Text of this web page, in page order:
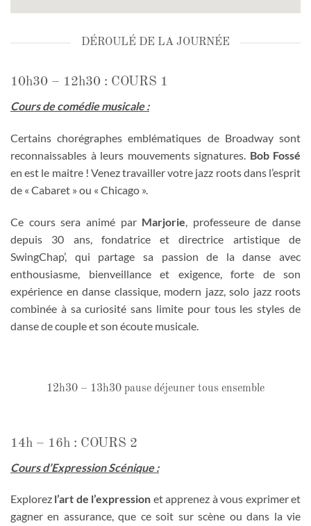
DÉROULÉ DE LA JOURNÉE
10h30 – 12h30 : COURS 1
Cours de comédie musicale :
Certains chorégraphes emblématiques de Broadway sont
reconnaissables à leurs mouvements signatures. Bob Fossé
en est le maitre ! Venez travailler votre jazz roots dans l’esprit
de « Cabaret » ou « Chicago ».
Ce cours sera animé par Marjorie , professeure de danse
depuis 30 ans, fondatrice et directrice artistique de
SwingChap’, qui partage sa passion de la danse avec
enthousiasme, bienveillance et exigence, forte de son
expérience en danse classique, modern jazz, solo jazz roots
combinée à sa curiosité sans limite pour tous les styles de
danse de couple et son écoute musicale.
12h30 – 13h30 pause déjeuner tous ensemble
14h – 16h : COURS 2
Cours d’Expression Scénique :
Explorez l’art de l’expression et apprenez à vous exprimer et
gagner en assurance, que ce soit sur scène ou dans la vie